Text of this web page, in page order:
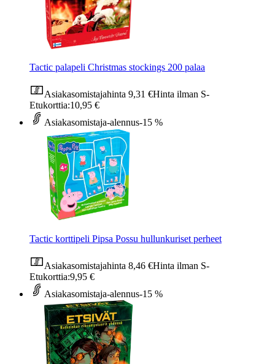
Tactic palapeli Christmas stockings 200 palaa
Asiakasomistajahinta 9,31 €Hinta ilman S-
Etukorttia:10,95 €
Asiakasomistaja-alennus-15 %
Tactic korttipeli Pipsa Possu hullunkuriset perheet
Asiakasomistajahinta 8,46 €Hinta ilman S-
Etukorttia:9,95 €
Asiakasomistaja-alennus-15 %